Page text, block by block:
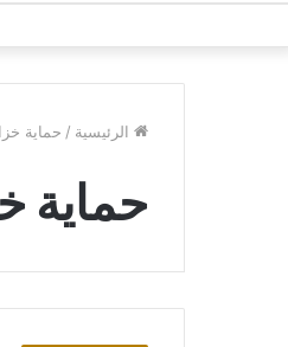
الرئيسية / حماية
حماية